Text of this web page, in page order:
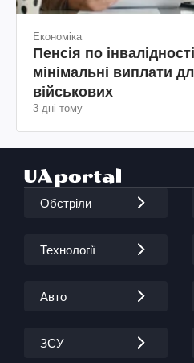
Економіка
Пенсія по
мінімальні виплати
військових
3 дні тому
Обстріли
Технології
Авто
ЗСУ